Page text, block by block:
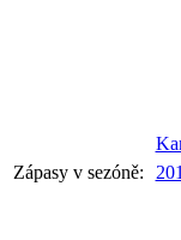
Zápasy v sezóně: